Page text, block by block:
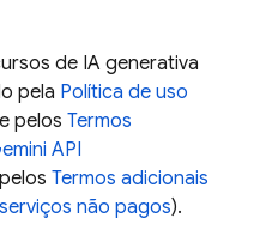
de IA generativa
pela Política de uso
e pelos Termos
API
Termos adicionais
não pagos).